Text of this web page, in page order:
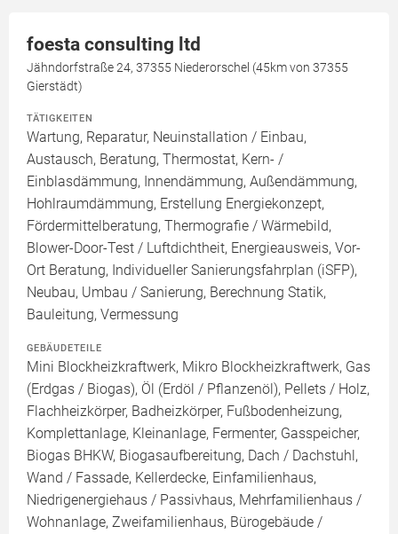
foesta consulting ltd
Jähndorfstraße 24, 37355 Niederorschel (45km von 37355
Gierstädt)
TÄTIGKEITEN
Wartung, Reparatur, Neuinstallation / Einbau,
Austausch, Beratung, Thermostat, Kern- /
Einblasdämmung, Innendämmung, Außendämmung,
Hohlraumdämmung, Erstellung Energiekonzept,
Fördermittelberatung, Thermografie / Wärmebild,
Blower-Door-Test / Luftdichtheit, Energieausweis, Vor-
Ort Beratung, Individueller Sanierungsfahrplan (iSFP),
Neubau, Umbau / Sanierung, Berechnung Statik,
Bauleitung, Vermessung
GEBÄUDETEILE
Mini Blockheizkraftwerk, Mikro Blockheizkraftwerk, Gas
(Erdgas / Biogas), Öl (Erdöl / Pflanzenöl), Pellets / Holz,
Flachheizkörper, Badheizkörper, Fußbodenheizung,
Komplettanlage, Kleinanlage, Fermenter, Gasspeicher,
Biogas BHKW, Biogasaufbereitung, Dach / Dachstuhl,
Wand / Fassade, Kellerdecke, Einfamilienhaus,
Niedrigenergiehaus / Passivhaus, Mehrfamilienhaus /
Wohnanlage, Zweifamilienhaus, Bürogebäude /